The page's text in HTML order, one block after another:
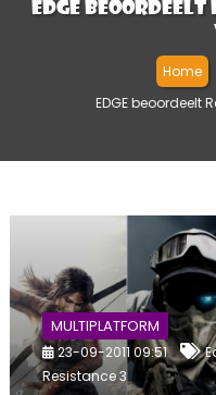
EDGE beoordeelt
Home
EDGE beoordeelt
MULTIPLATFORM
23-09-2011 09:51
Resistance 3